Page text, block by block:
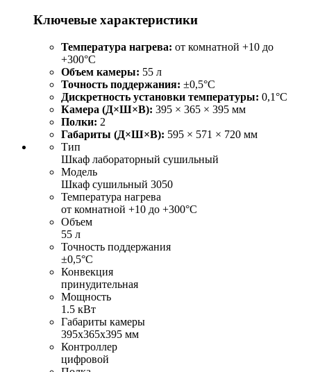
Ключевые характеристики
Температура нагрева: от комнатной +10 до
+300°С
Объем камеры: 55 л
Точность поддержания: ±0,5°С
Дискретность установки температуры: 0,1°С
Камера (Д×Ш×В): 395 × 365 × 395 мм
Полки: 2
Габариты (Д×Ш×В): 595 × 571 × 720 мм
Тип
Шкаф лабораторный сушильный
Модель
Шкаф сушильный 3050
Температура нагрева
от комнатной +10 до +300°С
Объем
55 л
Точность поддержания
±0,5°С
Конвекция
принудительная
Мощность
1.5 кВт
Габариты камеры
395х365х395 мм
Контроллер
цифровой